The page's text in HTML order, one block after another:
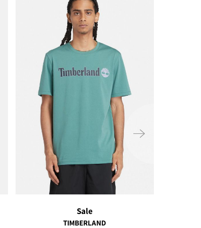
ימינה
Sale
TIMBERLAND